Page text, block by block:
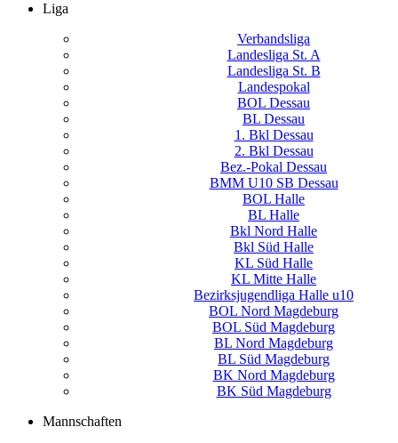
Liga
Verbandsliga
Landesliga St. A
Landesliga St. B
Landespokal
BOL Dessau
BL Dessau
1. Bkl Dessau
2. Bkl Dessau
Bez.-Pokal Dessau
BMM U10 SB Dessau
BOL Halle
BL Halle
Bkl Nord Halle
Bkl Süd Halle
KL Süd Halle
KL Mitte Halle
Bezirksjugendliga Halle u10
BOL Nord Magdeburg
BOL Süd Magdeburg
BL Nord Magdeburg
BL Süd Magdeburg
BK Nord Magdeburg
BK Süd Magdeburg
Mannschaften